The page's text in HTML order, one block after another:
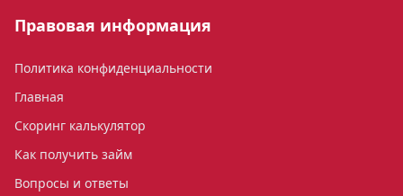
Правовая информация
Политика конфиденциальности
Главная
Скоринг калькулятор
Как получить займ
Вопросы и ответы